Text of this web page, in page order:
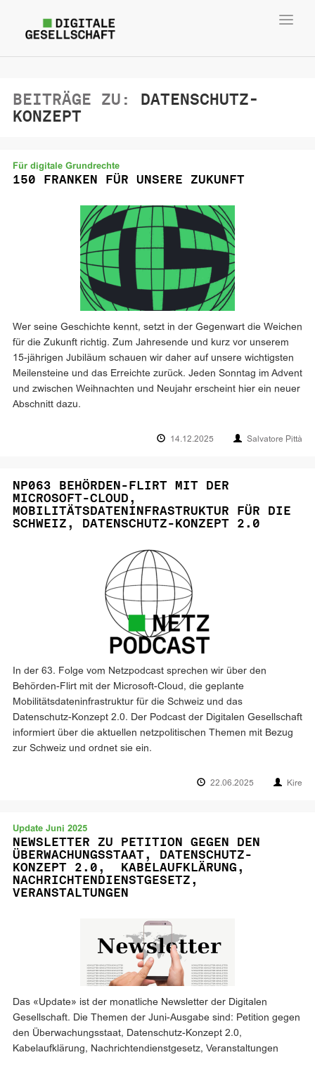
BEITRÄGE ZU:
DATENSCHUTZ-
KONZEPT
Für digitale Grundrechte
150 FRANKEN FÜR UNSERE ZUKUNFT
Wer seine Geschichte kennt, setzt in der Gegenwart die Weichen
für die Zukunft richtig. Zum Jahresende und kurz vor unserem
15-jährigen Jubiläum schauen wir daher auf unsere wichtigsten
Meilensteine und das Erreichte zurück. Jeden Sonntag im Advent
und zwischen Weihnachten und Neujahr erscheint hier ein neuer
Abschnitt dazu.
14.12.2025 Salvatore Pittà
NP063 BEHÖRDEN-FLIRT MIT DER
MICROSOFT-CLOUD,
MOBILITÄTSDATENINFRASTRUKTUR FÜR DIE
SCHWEIZ, DATENSCHUTZ-KONZEPT 2.0
In der 63. Folge vom Netzpodcast sprechen wir über den
Behörden-Flirt mit der Microsoft-Cloud, die geplante
Mobilitätsdateninfrastruktur für die Schweiz und das
Datenschutz-Konzept 2.0. Der Podcast der Digitalen Gesellschaft
informiert über die aktuellen netzpolitischen Themen mit Bezug
zur Schweiz und ordnet sie ein.
22.06.2025 Kire
Update Juni 2025
NEWSLETTER ZU PETITION GEGEN DEN
ÜBERWACHUNGSSTAAT, DATENSCHUTZ-
KONZEPT 2.0, KABELAUFKLÄRUNG,
NACHRICHTENDIENSTGESETZ,
VERANSTALTUNGEN
Das «Update» ist der monatliche Newsletter der Digitalen
Gesellschaft. Die Themen der Juni-Ausgabe sind: Petition gegen
den Überwachungsstaat, Datenschutz-Konzept 2.0,
Kabelaufklärung, Nachrichtendienstgesetz, Veranstaltungen